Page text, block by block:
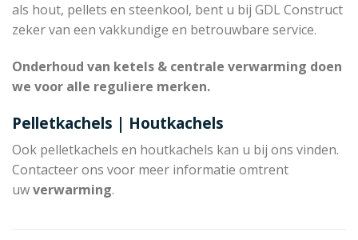
als hout, pellets en steenkool, bent u bij GDL Construct
zeker van een vakkundige en betrouwbare service.
Onderhoud van ketels & centrale verwarming doen
we voor alle reguliere merken.
Pelletkachels | Houtkachels
Ook pelletkachels en houtkachels kan u bij ons vinden.
Contacteer ons voor meer informatie omtrent
uwverwarming.